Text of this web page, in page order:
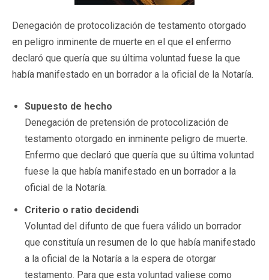
Denegación de protocolización de testamento otorgado
en peligro inminente de muerte en el que el enfermo
declaró que quería que su última voluntad fuese la que
había manifestado en un borrador a la oficial de la Notaría.
Supuesto de hecho
Denegación de pretensión de protocolización de
testamento otorgado en inminente peligro de muerte.
Enfermo que declaró que quería que su última voluntad
fuese la que había manifestado en un borrador a la
oficial de la Notaría.
Criterio o ratio decidendi
Voluntad del difunto de que fuera válido un borrador
que constituía un resumen de lo que había manifestado
a la oficial de la Notaría a la espera de otorgar
testamento. Para que esta voluntad valiese como